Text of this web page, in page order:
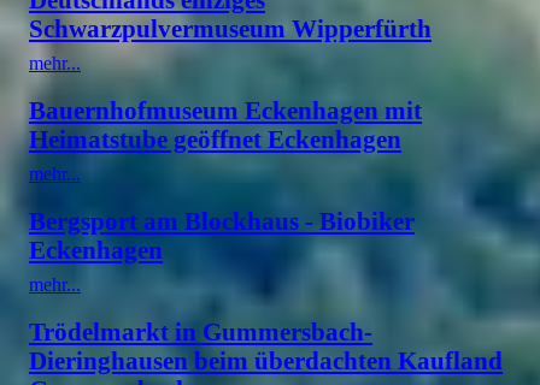
Schwarzpulvermuseum Wipperfürth
mehr...
Bauernhofmuseum Eckenhagen mit
Heimatstube geöffnet Eckenhagen
mehr...
Bergsport am Blockhaus - Biobiker
Eckenhagen
mehr...
Trödelmarkt in Gummersbach-
Dieringhausen beim überdachten Kaufland